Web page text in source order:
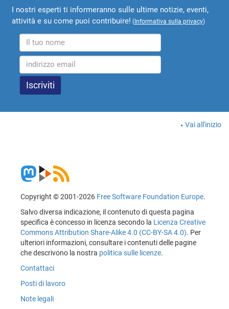
I nostri esperti ti informeranno sulle ultime notizie, eventi,
attività e su come puoi contribuire! (Informativa sulla privacy)
Vai all'inizio
Copyright © 2001-2026 Free Software Foundation Europe.
Salvo diversa indicazione, il contenuto di questa pagina
specifica è concesso in licenza secondo la Licenza Creative
Commons Attribution Share-Alike 4.0 (CC-BY-SA 4.0). Per
ulteriori informazioni, consultare i contenuti delle pagine
che descrivono la nostra politica sulle licenze.
Contattaci
Posti di lavoro
Note legali